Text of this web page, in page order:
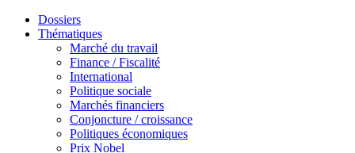
Dossiers
Thématiques
Marché du travail
Finance / Fiscalité
International
Politique sociale
Marchés financiers
Conjoncture / croissance
Politiques économiques
Prix Nobel